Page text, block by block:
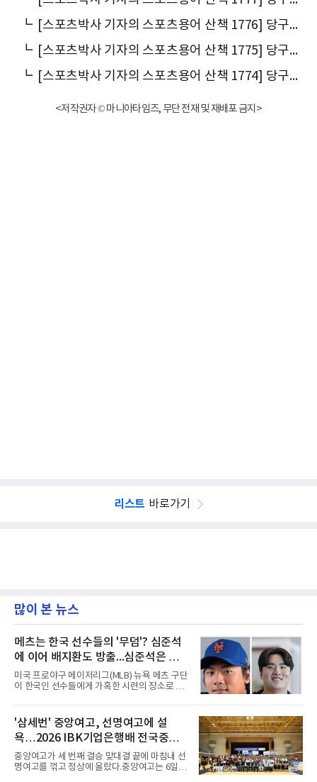
┗
[스포츠박사 기자의 스포츠용어 산책 1776] 당구에서 왜 ‘쓰리쿠션(three cushion)’이라 말할까
┗
[스포츠박사 기자의 스포츠용어 산책 1775] 당구에서 왜 ‘초크’라고 말할까
┗
[스포츠박사 기자의 스포츠용어 산책 1774] 당구용 막대기를 왜 ‘큐(cue)’라고 말할까
<저작권자 © 마니아타임즈, 무단 전재 및 재배포 금지>
리스트 바로가기
많이 본 뉴스
메츠는 한국 선수들의 '무덤'? 심준석
에 이어 배지환도 방출...심준석은 이
미 귀국, 배지환은 미국 잔류할 듯
미국 프로야구 메이저리그(MLB) 뉴욕 메츠 구단
이 한국인 선수들에게 가혹한 시련의 장소로 전
대형 유망주로 기대를 모았던 투수 심준석에 이
어, 빅리그 경력을 지닌 내외야수 배지환까지 연
달아 뉴욕 메츠 산하 마이너리그에서 방출 통보
를 받는 아픔을 겪었다. 두 선수의 동반 이탈은
메츠 구단이 유독 한국 선수들에게 '기회의 땅'이
아닌 '무덤'처럼 작용하고 있음을 방증하고 있다.
고교 시절 시속 160km에 달하는 강속구로 큰 스
'삼세번' 중앙여고, 선명여고에 설
욕…2026 IBK기업은행배 전국중고
배구대회 우승
중앙여고가 세 번째 결승 맞대결 끝에 마침내 선
명여고를 꺾고 정상에 올랐다.중앙여고는 6일